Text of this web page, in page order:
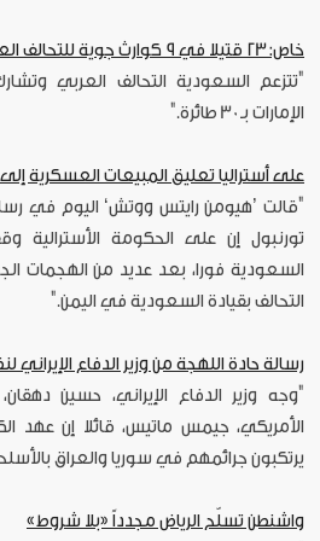
خاص: 23 قتيلا في 9 كوارث جوية للتحالف العربي باليمن (إطار)
الإمارات بـ30 طائرة."
على أستراليا تعليق المبيعات العسكرية
"قالت ’هيومن رايتس ووتش‘ اليوم في
تورنبول إن على الحكومة الأسترالية
السعودية فورا، بعد عديد من الهجمات
التحالف بقيادة السعودية في اليمن."
رسالة حادة اللهجة من وزير الدفاع الإيراني
"وجه وزير الدفاع الإيراني، حسين
الأمريكي، جيمس ماتيس، قائلا إن عهد
يرتكبون جرائمهم في سوريا والعراق
واشنطن تسلّح الرياض مجدداً «بلا شروط»